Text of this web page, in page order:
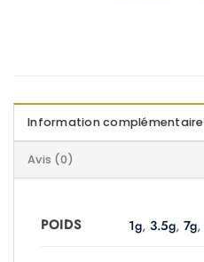
Information complémentaire
Avis (0)
POIDS 1g,3.5g,7g,